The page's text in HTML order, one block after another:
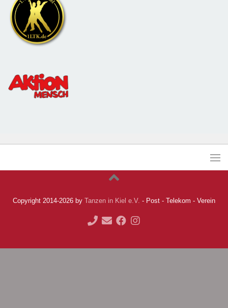
Copyright 2014-2026 by Tanzen in Kiel e.V. - Post - Telekom - Verein